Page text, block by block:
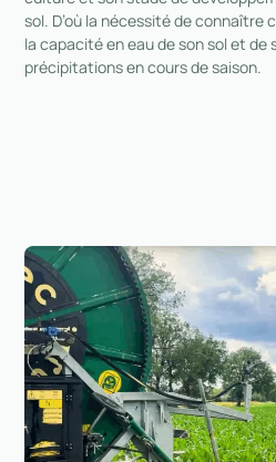
sol. D’où la nécessité de connaître
la capacité en eau de son sol et de
précipitations en cours de saison.